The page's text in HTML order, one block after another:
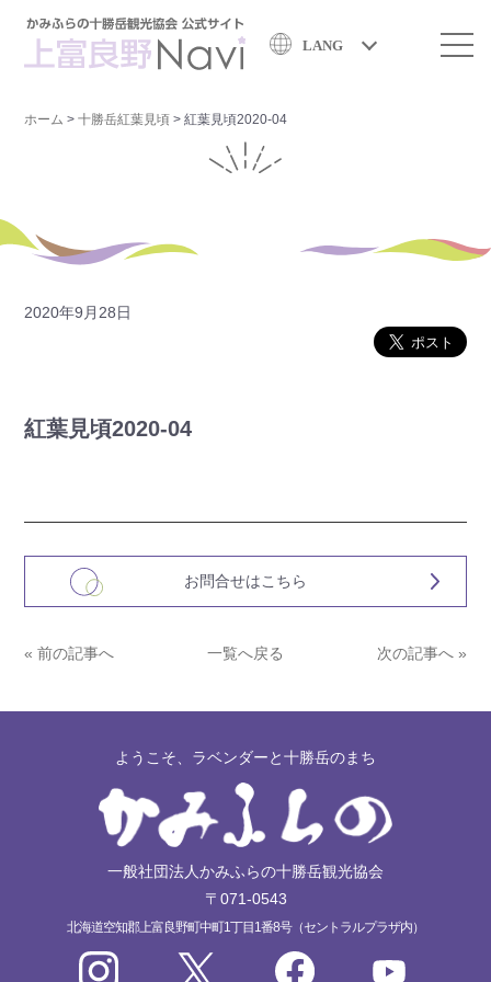
LANG
ホーム >十勝岳紅葉見頃 >紅葉見頃2020-04
2020年9月28日
紅葉見頃2020-04
お問合せはこちら
« 前の記事へ 一覧へ戻る 次の記事へ »
ようこそ、ラベンダーと十勝岳のまち
一般社団法人かみふらの十勝岳観光協会
〒071-0543
北海道空知郡上富良野町中町1丁目1番8号（セントラルプラザ内）